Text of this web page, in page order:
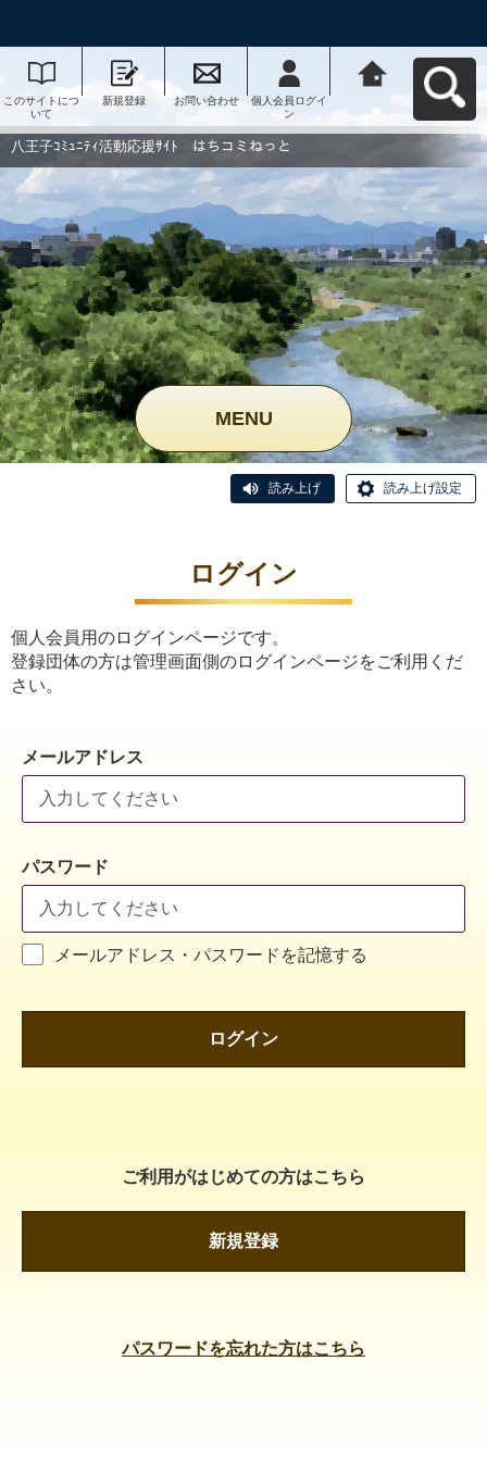
このサイトにつ
いて
新規登録 お問い合わせ
個人会員ログイ
ン
動応援ｻｲﾄ はち
コミねっとへ戻
八王子ｺﾐｭﾆﾃｨ活動応援ｻｲﾄ はちコミねっと
MENU
読み上げ 読み上げ設定
ログイン
個人会員用のログインページです。
登録団体の方は管理画面側のログインページをご利用くだ
さい。
メールアドレス
パスワード
メールアドレス・パスワードを記憶する
ログイン
ご利用がはじめての方はこちら
新規登録
パスワードを忘れた方はこちら